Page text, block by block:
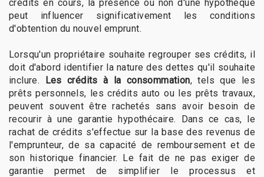
crédits en cours, la présence ou non d'une hypothèque
peut influencer significativement les conditions
d'obtention du nouvel emprunt.
Lorsqu'un propriétaire souhaite regrouper ses crédits, il
doit d'abord identifier la nature des dettes qu'il souhaite
inclure.
Les crédits à la consommation, tels que les
prêts personnels, les crédits auto ou les prêts travaux,
peuvent souvent être rachetés sans avoir besoin de
recourir à une garantie hypothécaire. Dans ce cas, le
rachat de crédits s'effectue sur la base des revenus de
l'emprunteur, de sa capacité de remboursement et de
son historique financier. Le fait de ne pas exiger de
garantie permet de simplifier le processus et